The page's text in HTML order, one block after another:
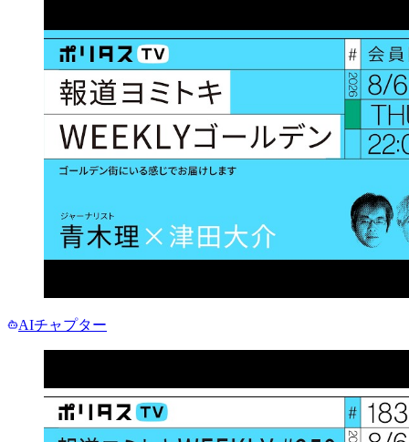
AIチャプター